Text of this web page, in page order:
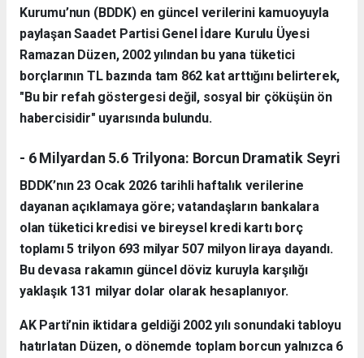
Kurumu’nun (BDDK) en güncel verilerini kamuoyuyla
paylaşan Saadet Partisi Genel İdare Kurulu Üyesi
Ramazan Düzen, 2002 yılından bu yana tüketici
borçlarının TL bazında tam 862 kat arttığını belirterek,
"Bu bir refah göstergesi değil, sosyal bir çöküşün ön
habercisidir" uyarısında bulundu.
- 6 Milyardan 5.6 Trilyona: Borcun Dramatik Seyri
BDDK’nın 23 Ocak 2026 tarihli haftalık verilerine
dayanan açıklamaya göre; vatandaşların bankalara
olan tüketici kredisi ve bireysel kredi kartı borç
toplamı 5 trilyon 693 milyar 507 milyon liraya dayandı.
Bu devasa rakamın güncel döviz kuruyla karşılığı
yaklaşık 131 milyar dolar olarak hesaplanıyor.
AK Parti’nin iktidara geldiği 2002 yılı sonundaki tabloyu
hatırlatan Düzen, o dönemde toplam borcun yalnızca 6